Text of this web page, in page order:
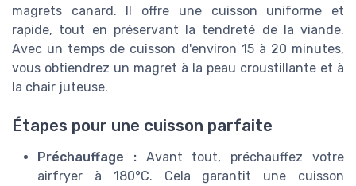
magrets canard. Il offre une cuisson uniforme et
rapide, tout en préservant la tendreté de la viande.
Avec un temps de cuisson d'environ 15 à 20 minutes,
vous obtiendrez un magret à la peau croustillante et à
la chair juteuse.
Étapes pour une cuisson parfaite
Préchauffage :Avant tout, préchauffez votre
airfryer à 180°C. Cela garantit une cuisson